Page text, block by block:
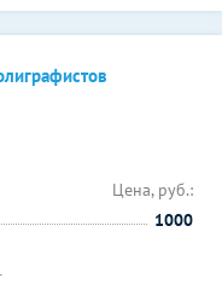
Цена, руб.:
1000